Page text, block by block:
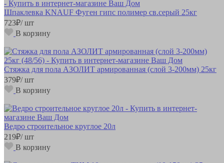
Шпаклевка KNAUF Фуген гипс полимер св.серый 25кг
723₽/ шт
В корзину
Стяжка для пола АЗОЛИТ армированная (слой 3-200мм) 25кг
379₽/ шт
В корзину
Ведро строительное круглое 20л
219₽/ шт
В корзину